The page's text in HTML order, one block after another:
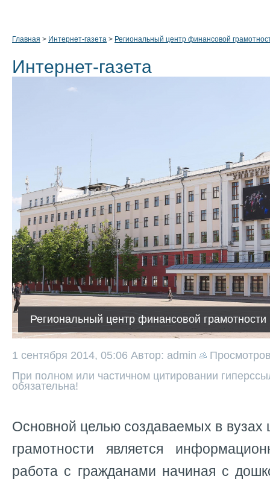
Главная > Интернет-газета > Региональный центр финансовой
Интернет-газета
Региональный центр финансовой грамотности
1 сентября 2014, 05:06 Автор: admin
При полном или частичном цитировании
обязательна!
Основной целью создаваемых в вузах
грамотности является
работа с гражданами начиная с